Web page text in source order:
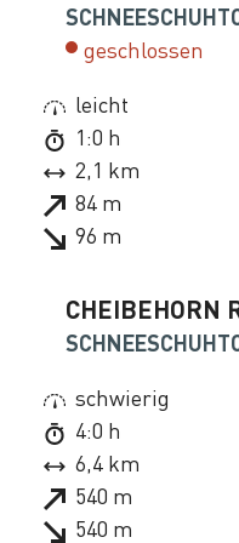
geschlossen
leicht
1:0 h
2,1 km
84 m
96 m
CHEIBEHORN
schwierig
4:0 h
6,4 km
540 m
540 m